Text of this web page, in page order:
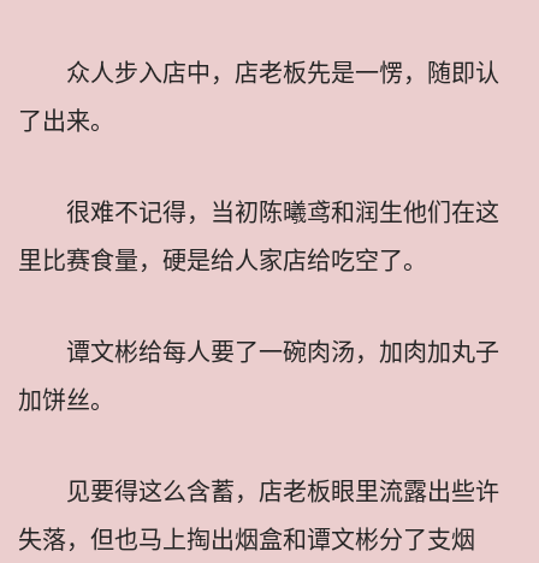
众人步入店中，店老板先是一愣，随即认
了出来。
很难不记得，当初陈曦鸢和润生他们在这
里比赛食量，硬是给人家店给吃空了。
谭文彬给每人要了一碗肉汤，加肉加丸子
加饼丝。
见要得这么含蓄，店老板眼里流露出些许
失落，但也马上掏出烟盒和谭文彬分了支烟